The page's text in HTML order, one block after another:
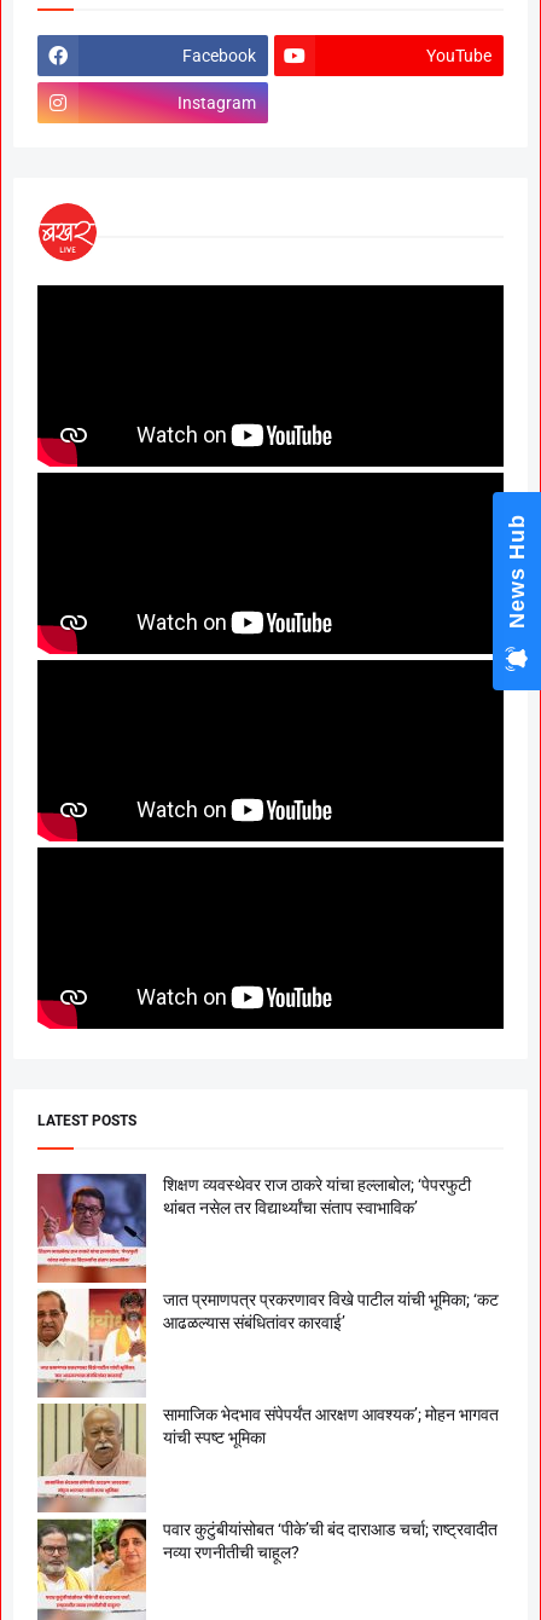
Facebook YouTube
Instagram
LATEST POSTS
शिक्षण व्यवस्थेवर राज ठाकरे यांचा हल्लाबोल; ‘पेपरफुटी
थांबत नसेल तर विद्यार्थ्यांचा संताप स्वाभाविक’
जात प्रमाणपत्र प्रकरणावर विखे पाटील यांची भूमिका; ‘कट
आढळल्यास संबंधितांवर कारवाई’
सामाजिक भेदभाव संपेपर्यंत आरक्षण आवश्यक’; मोहन भागवत
यांची स्पष्ट भूमिका
पवार कुटुंबीयांसोबत ‘पीके’ची बंद दाराआड चर्चा; राष्ट्रवादीत
नव्या रणनीतीची चाहूल?
News Hub